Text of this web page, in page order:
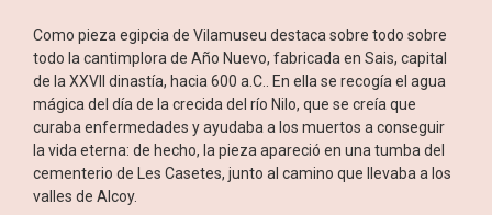
Como pieza egipcia de Vilamuseu destaca sobre todo sobre
todo la cantimplora de Año Nuevo, fabricada en Sais, capital
de la XXVII dinastía, hacia 600 a.C.. En ella se recogía el agua
mágica del día de la crecida del río Nilo, que se creía que
curaba enfermedades y ayudaba a los muertos a conseguir
la vida eterna: de hecho, la pieza apareció en una tumba del
cementerio de Les Casetes, junto al camino que llevaba a los
valles de Alcoy.